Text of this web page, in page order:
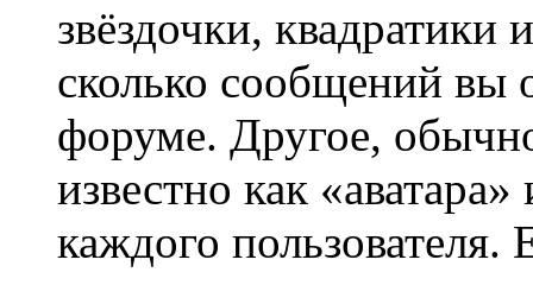
звёздочки,
сколько сообщений вы
форуме. Другое,
известно как
каждого